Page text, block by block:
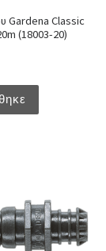
Gardena Classic
(18003-20)